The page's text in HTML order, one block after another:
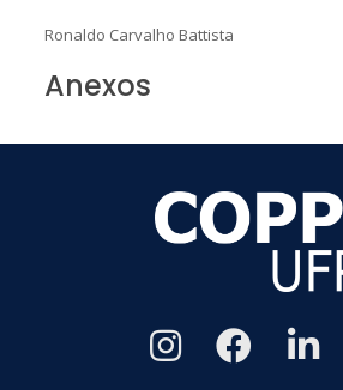
Ronaldo Carvalho Battista
Anexos